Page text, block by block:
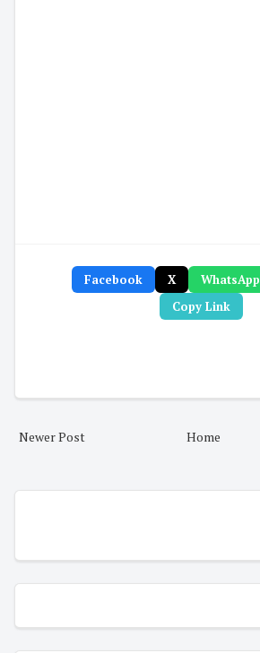
Facebook X WhatsApp
Copy Link
Newer Post Home